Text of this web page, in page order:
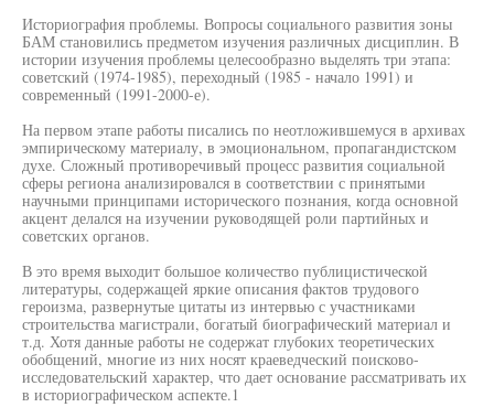
Историография проблемы. Вопросы социального развития зоны
БАМ становились предметом изучения различных дисциплин. В
истории изучения проблемы целесообразно выделять три этапа:
советский (1974-1985), переходный (1985 - начало 1991) и
современный (1991-2000-е).
На первом этапе работы писались по неотложившемуся в архивах
эмпирическому материалу, в эмоциональном, пропагандистском
духе. Сложный противоречивый процесс развития социальной
сферы региона анализировался в соответствии с принятыми
научными принципами исторического познания, когда основной
акцент делался на изучении руководящей роли партийных и
советских органов.
В это время выходит большое количество публицистической
литературы, содержащей яркие описания фактов трудового
героизма, развернутые цитаты из интервью с участниками
строительства магистрали, богатый биографический материал и
т.д. Хотя данные работы не содержат глубоких теоретических
обобщений, многие из них носят краеведческий поисково-
исследовательский характер, что дает основание рассматривать их
в историографическом аспекте.1